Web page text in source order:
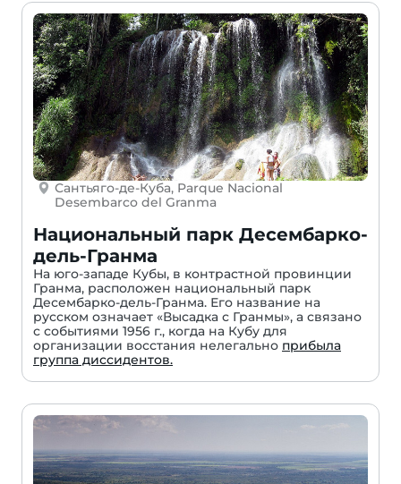
Сантьяго-де-Куба, Parque Nacional
Desembarco del Granma
Национальный парк Десембарко-
дель-Гранма
На юго-западе Кубы, в контрастной провинции
Гранма, расположен национальный парк
Десембарко-дель-Гранма. Его название на
русском означает «Высадка с Гранмы», а связано
с событиями 1956 г., когда на Кубу для
организации восстания нелегально прибыла
группа диссидентов.